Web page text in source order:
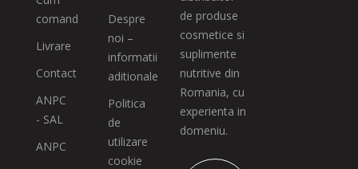
comand
Livrare
Contact
ANPC
- SAL
ANPC
Despre
noi –
informatii
aditionale
Politica
de
utilizare
cookie
de produse
cosmetice si
suplimente
nutritive din
Romania, cu
experienta in
domeniu.